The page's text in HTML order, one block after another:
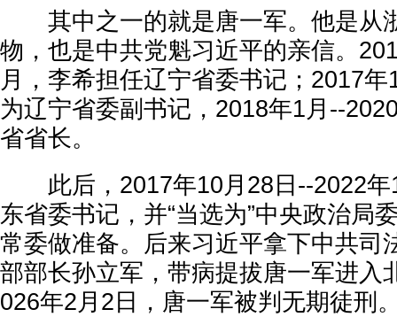
其中之一的就是唐一军。他是从
物，也是中共党魁习近平的亲信。
月，李希担任辽宁省委书记；2017
为辽宁省委副书记，2018年1月--
省省长。
此后，2017年10月28日--2022年
东省委书记，并“当选为”中央政治局
常委做准备。后来习近平拿下中共司
部部长孙立军，带病提拔唐一军进入
026年2月2日，唐一军被判无期徒刑